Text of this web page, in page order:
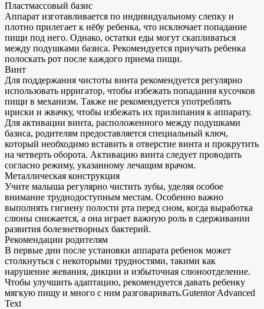
Пластмассовый базис
Аппарат изготавливается по индивидуальному слепку и
плотно прилегает к нёбу ребенка, что исключает попадание
пищи под него. Однако, остатки еды могут скапливаться
между подушками базиса. Рекомендуется приучать ребенка
полоскать рот после каждого приема пищи.
Винт
Для поддержания чистоты винта рекомендуется регулярно
использовать ирригатор, чтобы избежать попадания кусочков
пищи в механизм. Также не рекомендуется употреблять
ириски и жвачку, чтобы избежать их прилипания к аппарату.
Для активации винта, расположенного между подушками
базиса, родителям предоставляется специальный ключ,
который необходимо вставить в отверстие винта и прокрутить
на четверть оборота. Активацию винта следует проводить
согласно режиму, указанному лечащим врачом.
Металлическая конструкция
Учите малыша регулярно чистить зубы, уделяя особое
внимание труднодоступным местам. Особенно важно
выполнять гигиену полости рта перед сном, когда выработка
слюны снижается, а она играет важную роль в сдерживании
развития болезнетворных бактерий.
Рекомендации родителям
В первые дни после установки аппарата ребенок может
столкнуться с некоторыми трудностями, такими как
нарушение жевания, дикции и избыточная слюноотделение.
Чтобы улучшить адаптацию, рекомендуется давать ребенку
мягкую пищу и много с ним разговаривать.Gutentor Advanced
Text